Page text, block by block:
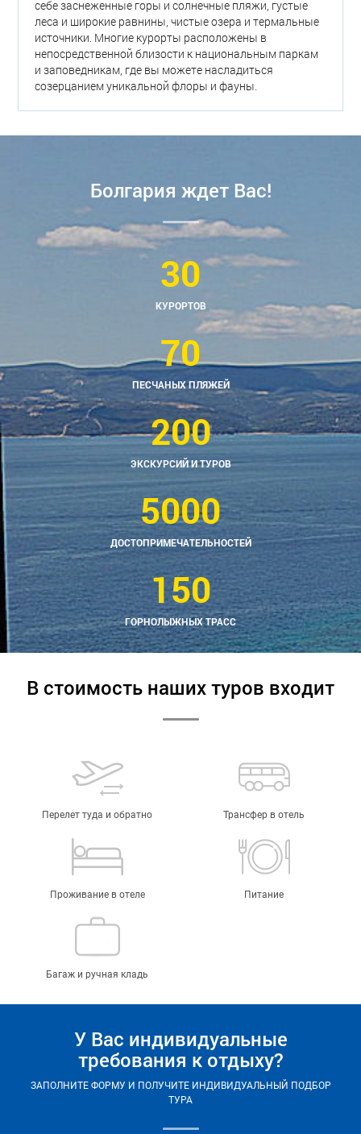
себе заснеженные горы и солнечные пляжи, густые
леса и широкие равнины, чистые озера и термальные
источники. Многие курорты расположены в
непосредственной близости к национальным паркам
и заповедникам, где вы можете насладиться
созерцанием уникальной флоры и фауны.
Болгария ждет Вас!
30
КУРОРТОВ
70
ПЕСЧАНЫХ ПЛЯЖЕЙ
200
ЭКСКУРСИЙ И ТУРОВ
5000
ДОСТОПРИМЕЧАТЕЛЬНОСТЕЙ
150
ГОРНОЛЫЖНЫХ ТРАСС
В стоимость наших туров входит
Перелет туда и обратно Трансфер в отель
Проживание в отеле Питание
Багаж и ручная кладь
У Вас индивидуальные
требования к отдыху?
ЗАПОЛНИТЕ ФОРМУ И ПОЛУЧИТЕ ИНДИВИДУАЛЬНЫЙ ПОДБОР
ТУРА